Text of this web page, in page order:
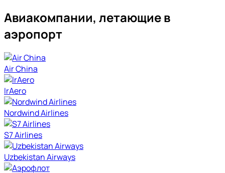
Авиакомпании, летающие в
аэропорт
Air China
IrAero
Nordwind Airlines
S7 Airlines
Uzbekistan Airways